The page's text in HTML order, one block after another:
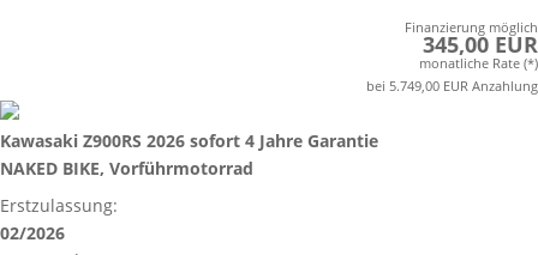
Finanzierung möglich
345,00 EUR
monatliche Rate (*)
bei 5.749,00 EUR Anzahlung
Kawasaki Z900RS 2026 sofort 4 Jahre Garantie
NAKED BIKE, Vorführmotorrad
Erstzulassung:
02/2026